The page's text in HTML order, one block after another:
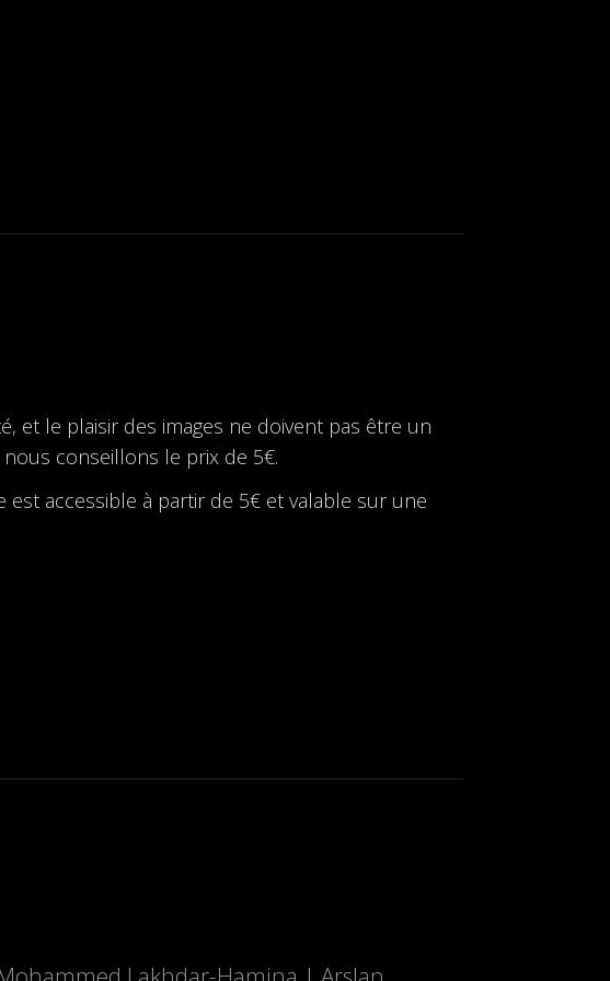
et le plaisir des images ne doivent pas être un
conseillons le prix de 5€.
est accessible à partir de 5€ et valable sur une